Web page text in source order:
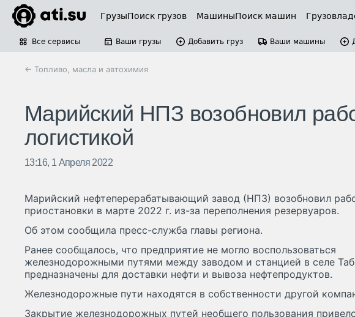
ГрузыПоиск грузов МашиныПоиск машин
Все сервисы Ваши грузы Добавить груз Ваши машины
← Топливо, масла и автохимия
Марийский НПЗ возобновил
логистикой
13:16, 1 Апреля 2022
Марийский нефтеперерабатывающий завод (НПЗ) возобновил
приостановки в марте 2022 г. из-за переполнения резервуаров.
Об этом сообщила пресс-служба главы региона.
Ранее сообщалось, что предприятие не могло воспользоваться
железнодорожными путями между заводом и станцией в селе
предназначены для доставки нефти и вывоза нефтепродуктов.
Железнодорожные пути находятся в собственности другой
Закрытие железнодорожных путей необщего пользования